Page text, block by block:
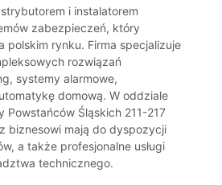
i instalatorem
zabezpieczeń, który
polskim rynku. Firma specjalizuje
rozwiązań
systemy alarmowe,
domową. W oddziale
Powstańców Śląskich 211-217
biznesowi mają do dyspozycji
a także profesjonalne usługi
technicznego.